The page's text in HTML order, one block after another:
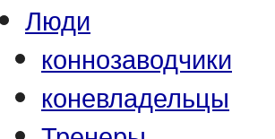
Люди
коннозаводчики
коневладельцы